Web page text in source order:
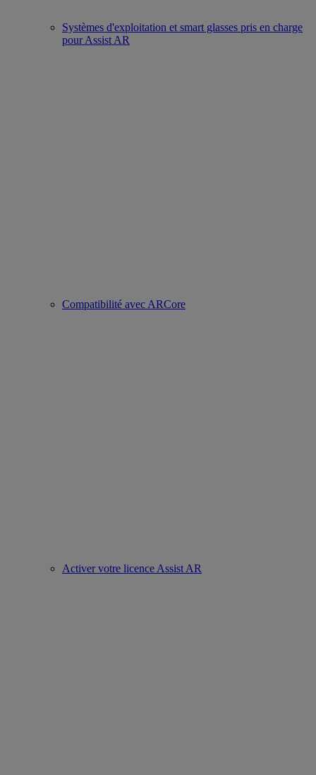
Systèmes d'exploitation et smart glasses pris en charge
pour Assist AR
Compatibilité avec ARCore
Activer votre licence Assist AR